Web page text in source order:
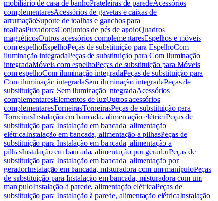
mobiliário de casa de banhoPrateleiras de paredeAcessórios
complementaresAcessórios de gavetas e caixas de
arrumaçãoSuporte de toalhas e ganchos para
toalhasPuxadoresConjuntos de pés de apoioQuadros
magnéticosOutros acessórios complementaresEspelhos e móveis
com espelhoEspelhoPeças de substituição para EspelhoCom
iluminação integradaPeças de substituição para Com iluminação
integradaMóveis com espelhoPeças de substituição para Móveis
com espelhoCom iluminação integradaPeças de substituição para
Com iluminação integradaSem iluminação integradaPeças de
substituição para Sem iluminação integradaAcessórios
complementaresElementos de luzOutros acessórios
complementaresTorneirasTorneirasPeças de substituição para
TorneirasInstalação em bancada, alimentação elétricaPeças de
substituição para Instalação em bancada, alimentação
elétricaInstalação em bancada, alimentação a pilhasPeças de
substituição para Instalação em bancada, alimentação a
pilhasInstalação em bancada, alimentação por geradorPeças de
substituição para Instalação em bancada, alimentação por
geradorInstalação em bancada, misturadora com um manípuloPeças
de substituição para Instalação em bancada, misturadora com um
manípuloInstalação à parede, alimentação elétricaPeças de
substituição para Instalação à parede, alimentação elétricaInstalação